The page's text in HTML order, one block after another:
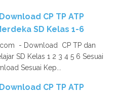
CP TP ATP
SD Kelas 1-6
- Download CP TP dan
SD Kelas 1 2 3 4 5 6 Sesuai
Sesuai Kep...
CP TP ATP